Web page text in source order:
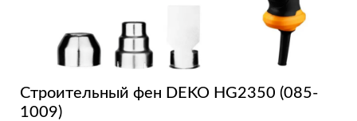
Строительный фен DEKO HG2350 (085-
1009)